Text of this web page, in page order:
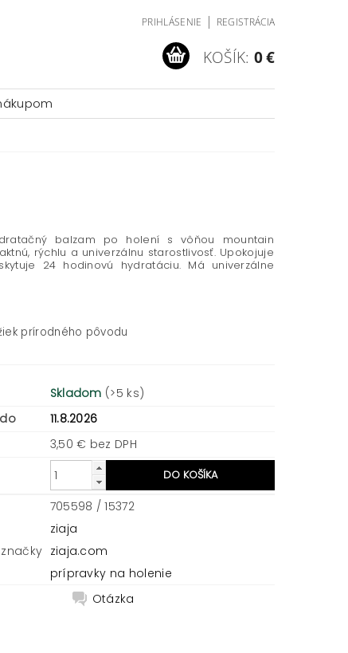
PRIHLÁSENIE | REGISTRÁCIA
KOŠÍK: 0 €
balzam po holení s vôňou mountain
rýchlu a univerzálnu starostlivosť. Upokojuje
24 hodinovú hydratáciu. Má univerzálne
prírodného pôvodu
Skladom (>5 ks)
11.8.2026
3,50 € bez DPH
705598 / 15372
ziaja
ziaja.com
prípravky na holenie
Otázka